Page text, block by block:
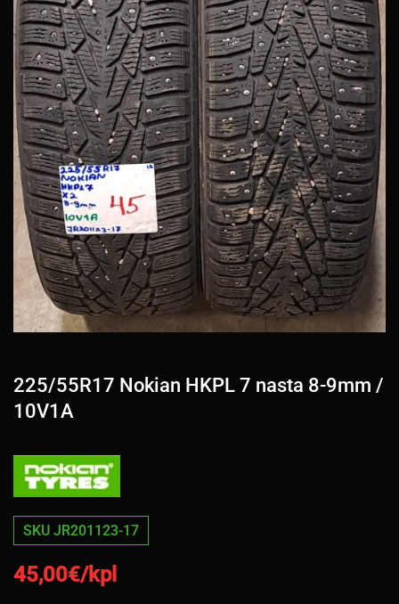
225/55R17 Nokian HKPL 7 nasta 8-9mm /
10V1A
SKU JR201123-17
45,00€/kpl